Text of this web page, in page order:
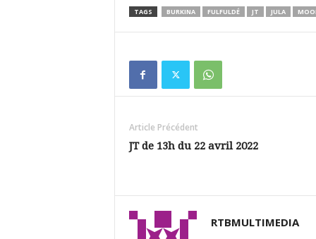
TAGS BURKINA FULFULDÉ JT JULA
Article Précédent
JT de 13h du 22 avril 2022
RTBMULTIMEDIA